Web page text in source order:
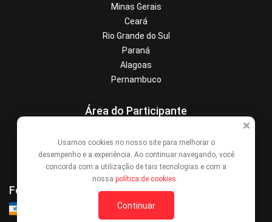
Minas Gerais
Ceará
Rio Grande do Sul
Paraná
Alagoas
Pernambuco
Área do Participante
Denunciar este evento
Contato
Formas de Pagamento
Usamos cookies no nosso site para melhorar o
desempenho e a experiência. Ao continuar navegando, você
concorda com a utilização de tais tecnologias e com a
nossa política de cookies .
Continuar